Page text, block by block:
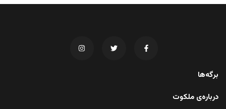
برگه‌ها
درباره‌ی ملکوت